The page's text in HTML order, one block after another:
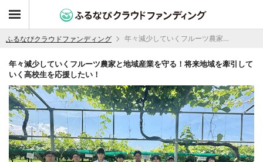
ふるなびクラウドファンディング 年々減少していくフルーツ農家と地域産業を守る！将来地域を牽引していく高校生を応援したい！
年々減少していくフルーツ農家と地域産業を守る！将来地域を牽引して
いく高校生を応援したい！